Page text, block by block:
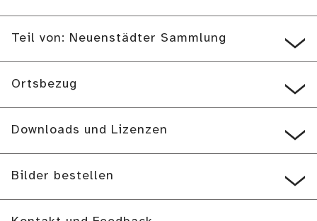
Teil von: Neuenstädter Sammlung
Ortsbezug
Downloads und Lizenzen
Bilder bestellen